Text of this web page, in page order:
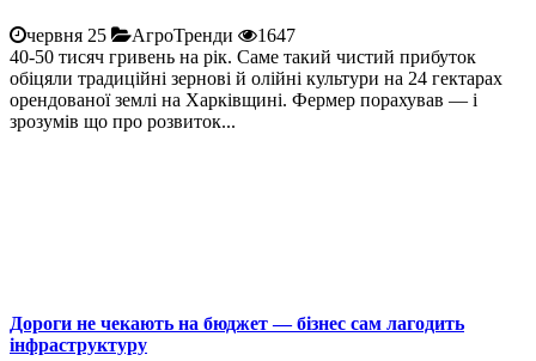
червня 25 АгроТренди
1647
40-50 тисяч гривень на рік. Саме такий чистий прибуток
обіцяли традиційні зернові й олійні культури на 24 гектарах
орендованої землі на Харківщині. Фермер порахував — і
зрозумів що про розвиток...
Дороги не чекають на бюджет — бізнес сам лагодить
інфраструктуру